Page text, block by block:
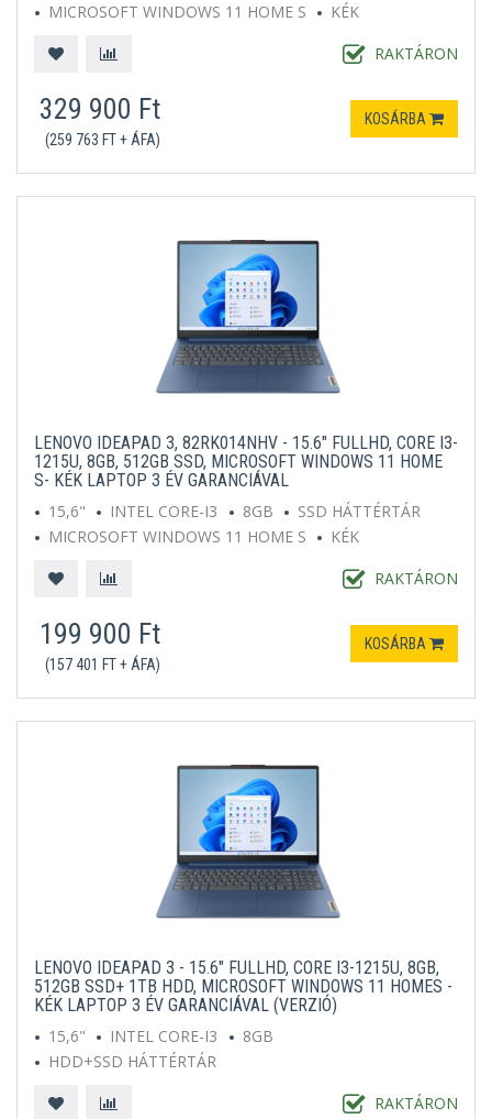
MICROSOFT WINDOWS 11 HOME S
KÉK
RAKTÁRON
329 900 Ft
(259 763 FT + ÁFA)
KOSÁRBA
LENOVO IDEAPAD 3, 82RK014NHV - 15.6" FULLHD, CORE I3-
1215U, 8GB, 512GB SSD, MICROSOFT WINDOWS 11 HOME
S- KÉK LAPTOP 3 ÉV GARANCIÁVAL
15,6"
INTEL CORE-I3 8GB
SSD HÁTTÉRTÁR
MICROSOFT WINDOWS 11 HOME S
KÉK
RAKTÁRON
199 900 Ft
(157 401 FT + ÁFA)
KOSÁRBA
LENOVO IDEAPAD 3 - 15.6" FULLHD, CORE I3-1215U, 8GB,
512GB SSD+ 1TB HDD, MICROSOFT WINDOWS 11 HOMES -
KÉK LAPTOP 3 ÉV GARANCIÁVAL (VERZIÓ)
15,6"
INTEL CORE-I3
8GB
HDD+SSD HÁTTÉRTÁR
RAKTÁRON